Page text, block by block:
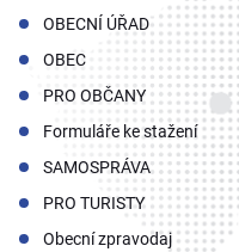
OBECNÍ ÚŘAD
OBEC
PRO OBČANY
Formuláře ke stažení
SAMOSPRÁVA
PRO TURISTY
Obecní zpravodaj